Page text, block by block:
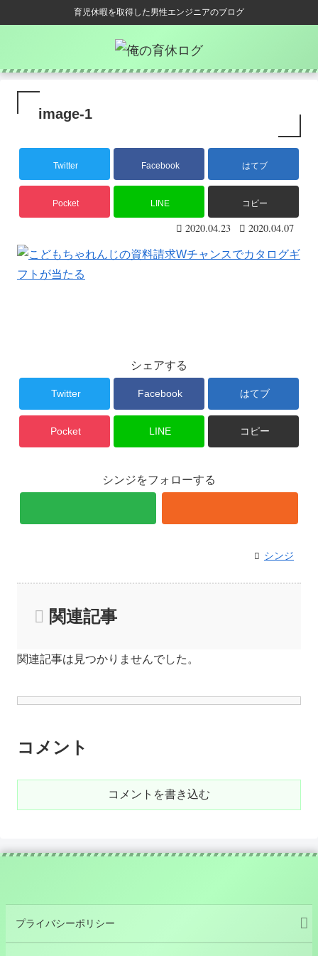
育児休暇を取得した男性エンジニアのブログ
image-1
Twitter Facebook はてブ
Pocket LINE コピー
2020.04.23 2020.04.07
シェアする
Twitter Facebook はてブ
Pocket LINE コピー
シンジをフォローする
シンジ
関連記事
関連記事は見つかりませんでした。
コメント
コメントを書き込む
プライバシーポリシー